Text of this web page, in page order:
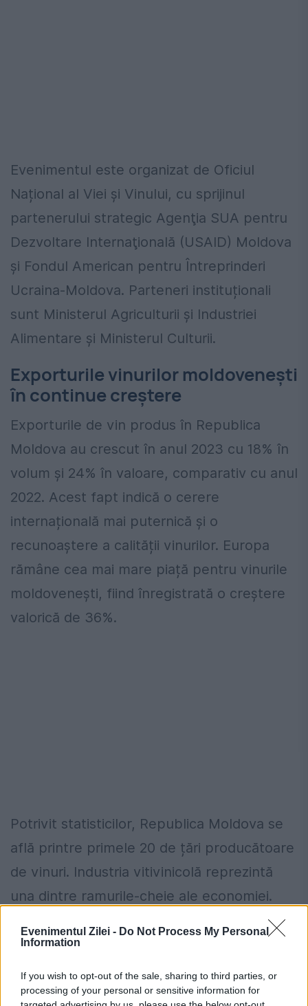
Evenimentul Zilei - Do Not Process My Personal
Information
If you wish to opt-out of the sale, sharing to third parties, or
processing of your personal or sensitive information for
Evenimentul este organizat de Oficiul
Național al Viei și Vinului, cu sprijinul
partenerului strategic Agenţia SUA pentru
Dezvoltare Internaţională (USAID) Moldova
și Fondul American pentru Întreprinderi
Ucraina-Moldova. Parteneri instituționali
sunt Ministerul Agriculturii și Industriei
Alimentare și Ministerul Culturii.
Exporturile vinurilor moldovenești
în continue creștere
Exporturile de vin produs în Republica
Moldova au crescut în anul 2023 cu 18% în
volum și 24% în valoare, comparativ cu anul
2022. Acest fapt indică o cerere
internațională mai puternică și o
recunoaștere a calității vinurilor. Europa
rămâne cea mai mare piață pentru vinurile
moldovenești, fiind înregistrată o creștere
valorică de 36%.
Potrivit statisticilor, Republica Moldova se
află printre primele 20 de țări producătoare
de vinuri. Industria vitivinicolă reprezintă
una dintre ramurile-cheie ale economiei.
Vinurile moldovenești sunt importate de
peste 70 de țări din diferite colțuri ale lumii.
Cine are dreptul să încaseze ultima